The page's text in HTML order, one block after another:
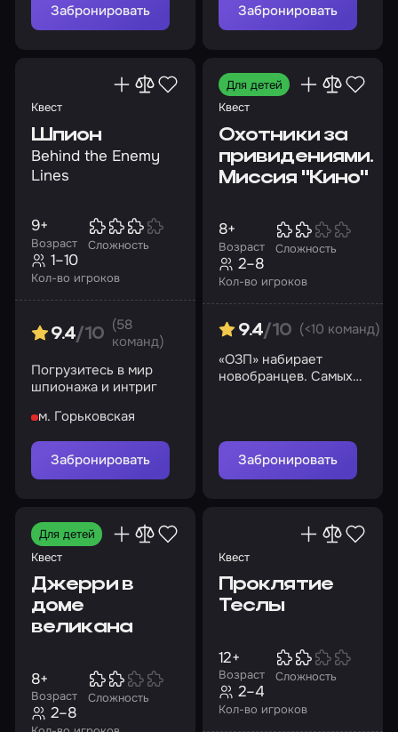
Забронировать
Забронировать
Квест
Шпион
Behind the Enemy
Lines
Возраст
9+
Сложность
Кол-во игроков
1–10
9.4/10
(58
команд)
Погрузитесь в мир
шпионажа и интриг
м. Горьковская
Забронировать
Для детей
Квест
Охотники за
привидениями.
Миссия "Кино"
Возраст
8+
Сложность
Кол-во игроков
2–8
9.4/10 (<10 команд)
«ОЗП» набирает
новобранцев. Самых
Забронировать
Для детей
Квест
Джерри в
доме
великана
Возраст
8+
Сложность
2–8
Квест
Проклятие
Теслы
Возраст
12+
Сложность
Кол-во игроков
2–4